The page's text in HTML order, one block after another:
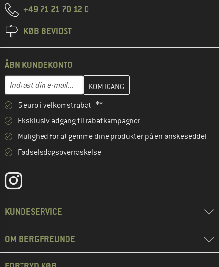
+49 71 21 70 12 0
KØB BEVIDST
ÅBN KUNDEKONTO
E-mail-adresse
Indtast din e-mailadresse her, og opret i næste trin din
5 euro i velkomstrabat **
Eksklusiv adgang til rabatkampagner
Mulighed for at gemme dine produkter på en ønskeseddel
Fødselsdagsoverraskelse
KUNDESERVICE
OM BERGFREUNDE